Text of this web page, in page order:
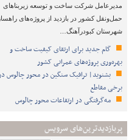
مدیرعامل شرکت ساخت و توسعه زیربناهای
حمل‌ونقل کشور در بازدید از پروژه‌های
شهرستان کبودرآهنگ…
گام جدید برای ارتقای کیفیت ساخت و
بهره‌وری پروژه‌های عمرانی کشور
بشنوید| ترافیک سنگین در محور چالوس
برخی مقاطع
مه‌گرفتگی در ارتفاعات محور چالوس
پربازدیدترین‌های سرویس